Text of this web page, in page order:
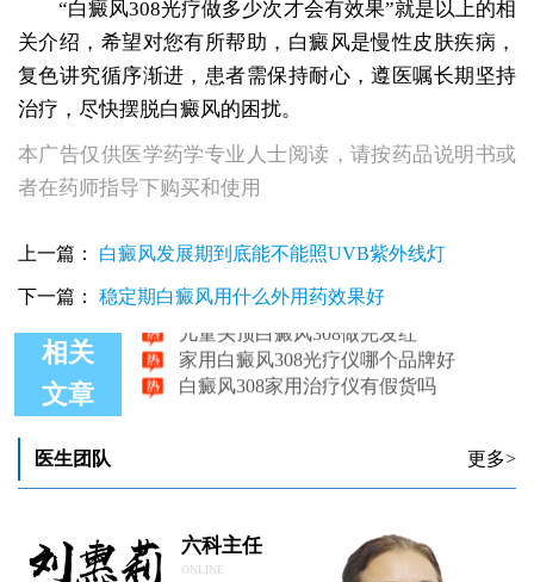
“白癜风308光疗做多少次才会有效果”就是以上的相
关介绍，希望对您有所帮助，白癜风是慢性皮肤疾病，
复色讲究循序渐进，患者需保持耐心，遵医嘱长期坚持
治疗，尽快摆脱白癜风的困扰。
本广告仅供医学药学专业人士阅读，请按药品说明书或
者在药师指导下购买和使用
上一篇： 白癜风发展期到底能不能照UVB紫外线灯
下一篇： 稳定期白癜风用什么外用药效果好
相关
文章
白癜风308治疗仪一疗程多少钱
白癜风308光疗做多少次才会有效果
家用白癜风308光疗仪哪个品牌好
白癜风308家用治疗仪有假货吗
医生团队 更多>
六科主任
ONLINE